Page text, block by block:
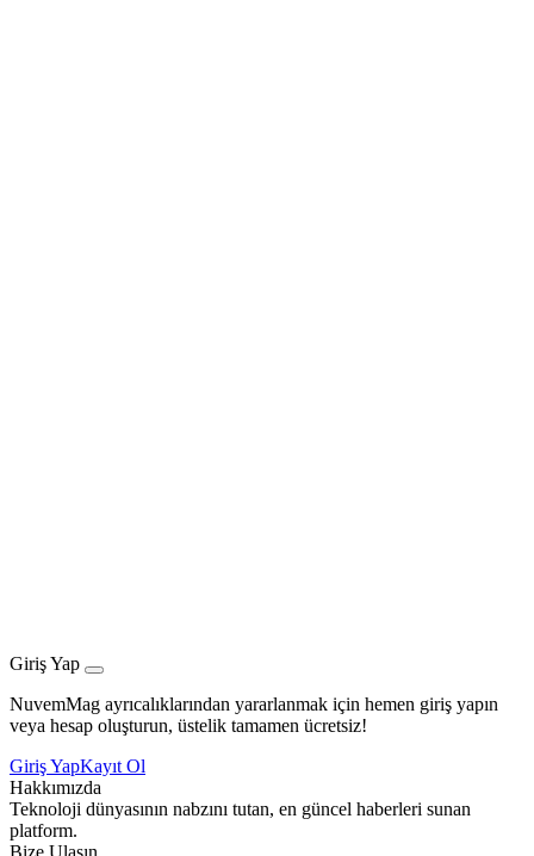
Giriş Yap
NuvemMag ayrıcalıklarından yararlanmak için hemen giriş yapın
veya hesap oluşturun, üstelik tamamen ücretsiz!
Giriş YapKayıt Ol
Hakkımızda
Teknoloji dünyasının nabzını tutan, en güncel haberleri sunan
platform.
Bize Ulaşın